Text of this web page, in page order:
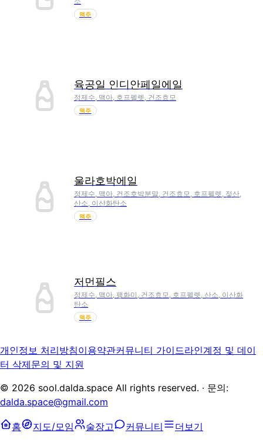
맥주
육공일 인디안페일에일
정제수, 맥아, 호프펠렛, 건조효모
맥주
울라호박에일
정제수, 맥아, 건조호박분말, 건조효모, 호프펠렛, 젖산,
산소, 이산화탄소
맥주
저먼필스
정제수, 맥아, 팽화미, 건조효모, 호프펠렛, 산소, 이산화
탄소
맥주
개인정보 처리방침이용약관커뮤니티 가이드라인계정 및 데이
터 삭제문의 및 지원
© 2026 sool.dalda.space All rights reserved. · 문의:
dalda.space@gmail.com
홈 지도/모임 술장고 커뮤니티 더보기